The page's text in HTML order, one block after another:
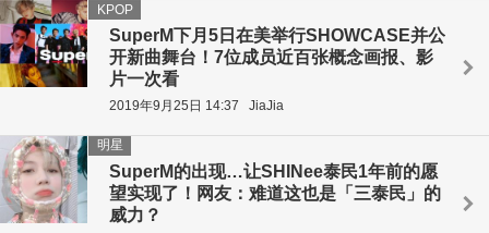
SuperM下月5日在美举行SHOWCASE并公
开新曲舞台！7位成员近百张概念画报、影
片一次看
KPOP
2019年9月25日 14:37 JiaJia
SuperM的出现…让SHINee泰民1年前的愿
望实现了！网友：难道这也是「三泰民」的
威力？
明星